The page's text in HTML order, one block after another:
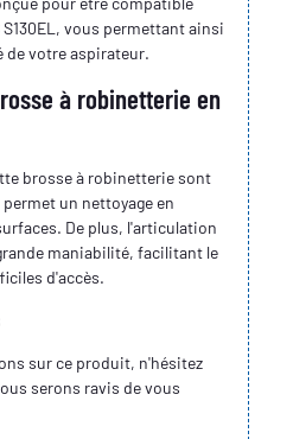
S130EL, vous permettant ainsi
de votre aspirateur.
à robinetterie en
brosse à robinetterie sont
un nettoyage en
De plus, l'articulation
maniabilité, facilitant le
d'accès.
sur ce produit, n'hésitez
serons ravis de vous